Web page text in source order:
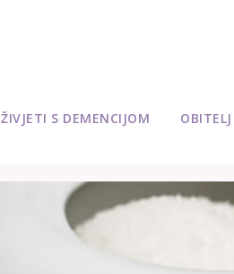
ŽIVJETI S DEMENCIJOM